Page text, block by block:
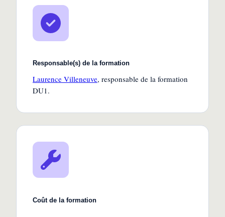
Responsable(s) de la formation
Laurence Villeneuve, responsable de la formation
DU1.
Coût de la formation